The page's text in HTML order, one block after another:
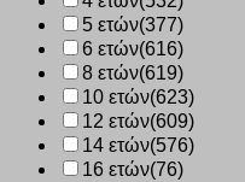
5 ετών(377)
6 ετών(616)
8 ετών(619)
10 ετών(623)
12 ετών(609)
14 ετών(576)
16 ετών(76)